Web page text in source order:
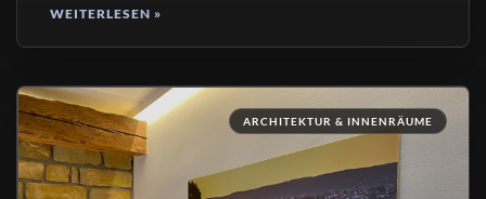
WEITERLESEN »
ARCHITEKTUR & INNENRÄUME